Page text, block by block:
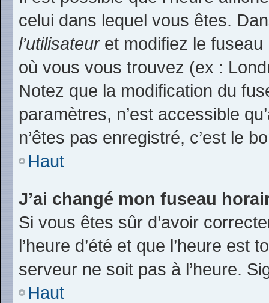
celui dans lequel vous êtes.
l’utilisateuret modifiez le fuseau
où vous vous trouvez (ex :
Notez que la modification du
paramètres, n’est accessible
n’êtes pas enregistré, c’est le
Haut
J’ai changé mon fuseau
Si vous êtes sûr d’avoir
l’heure d’été et que l’heure
serveur ne soit pas à l’heure.
Haut